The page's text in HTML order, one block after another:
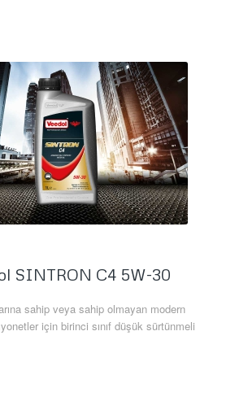
SINTRON C4 5W-30
sahip veya sahip olmayan modern
için birinci sınıf düşük sürtünmeli